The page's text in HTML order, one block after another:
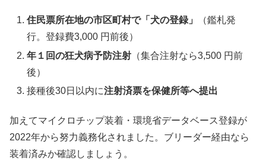
住民票所在地の市区町村で「犬の登録」
（鑑札発
行。登録費3,000 円前後）
年１回の狂犬病予防注射 （集合注射なら3,500 円前
後）
接種後30日以内に注射済票を保健所等へ提出
加えてマイクロチップ装着・環境省データベース登録が
2022年から努力義務化されました。ブリーダー経由なら
装着済みか確認しましょう。